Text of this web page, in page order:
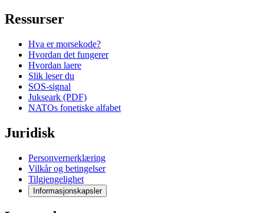
Ressurser
Hva er morsekode?
Hvordan det fungerer
Hvordan laere
Slik leser du
SOS-signal
Jukseark (PDF)
NATOs fonetiske alfabet
Juridisk
Personvernerklæring
Vilkår og betingelser
Tilgjengelighet
Informasjonskapsler